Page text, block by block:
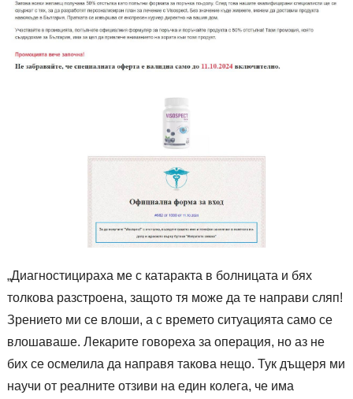
„Диагностицираха ме с катаракта в болницата и бях
толкова разстроена, защото тя може да те направи сляп!
Зрението ми се влоши, а с времето ситуацията само се
влошаваше. Лекарите говореха за операция, но аз не
бих се осмелила да направя такова нещо. Тук дъщеря ми
научи от реалните отзиви на един колега, че има